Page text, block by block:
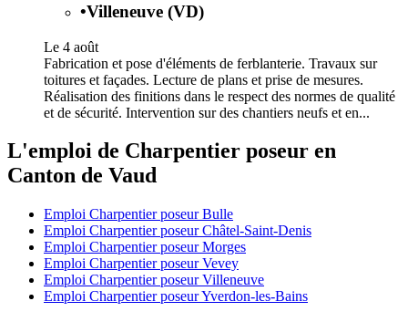
•Villeneuve (VD)
Le 4 août
Fabrication et pose d'éléments de ferblanterie. Travaux sur
toitures et façades. Lecture de plans et prise de mesures.
Réalisation des finitions dans le respect des normes de qualité
et de sécurité. Intervention sur des chantiers neufs et en...
L'emploi de Charpentier poseur en
Canton de Vaud
Emploi Charpentier poseur Bulle
Emploi Charpentier poseur Châtel-Saint-Denis
Emploi Charpentier poseur Morges
Emploi Charpentier poseur Vevey
Emploi Charpentier poseur Villeneuve
Emploi Charpentier poseur Yverdon-les-Bains